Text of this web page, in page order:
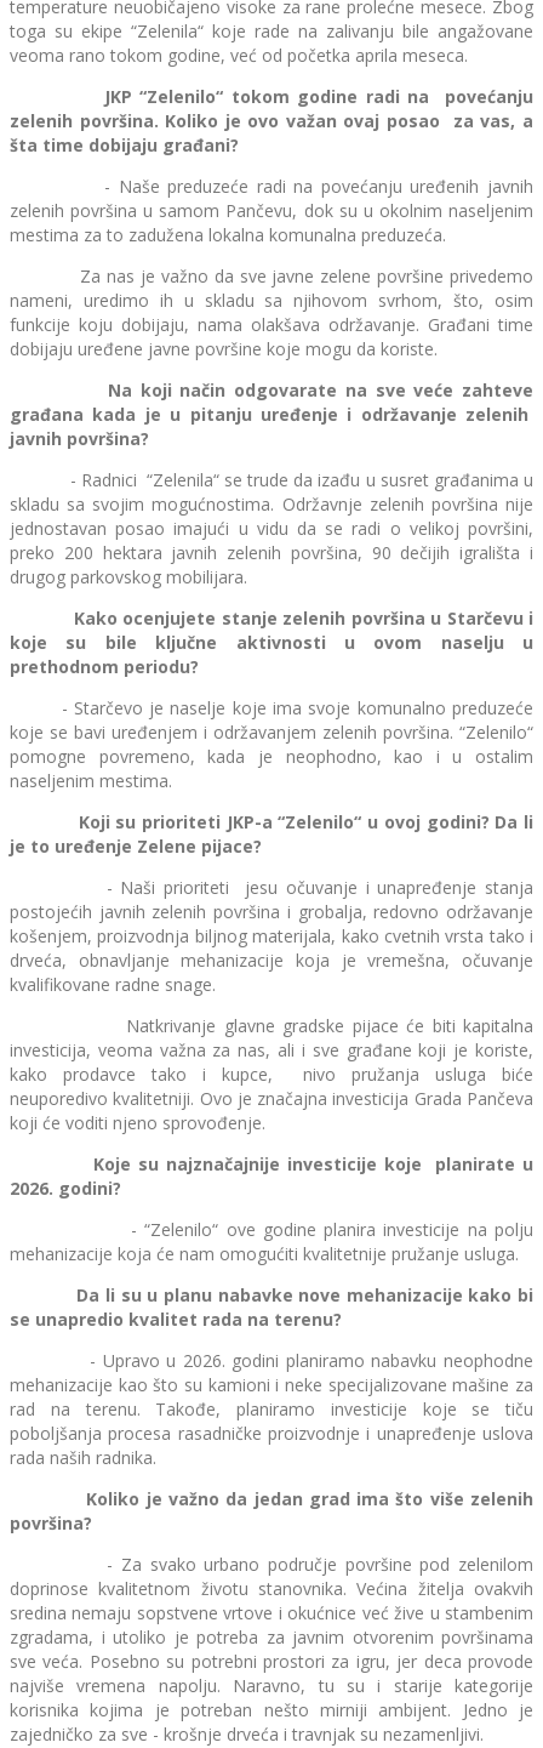
temperature neuobičajeno visoke za rane prolećne mesece. Zbog
toga su ekipe “Zelenila“ koje rade na zalivanju bile angažovane
veoma rano tokom godine, već od početka aprila meseca.
JKP “Zelenilo“ tokom godine radi na povećanju
zelenih površina. Koliko je ovo važan ovaj posao za vas, a
šta time dobijaju građani?
- Naše preduzeće radi na povećanju uređenih javnih
zelenih površina u samom Pančevu, dok su u okolnim naseljenim
mestima za to zadužena lokalna komunalna preduzeća.
Za nas je važno da sve javne zelene površine privedemo
nameni, uredimo ih u skladu sa njihovom svrhom, što, osim
funkcije koju dobijaju, nama olakšava održavanje. Građani time
dobijaju uređene javne površine koje mogu da koriste.
Na koji način odgovarate na sve veće zahteve
građana kada je u pitanju uređenje i održavanje zelenih
javnih površina?
- Radnici “Zelenila“ se trude da izađu u susret građanima u
skladu sa svojim mogućnostima. Održavnje zelenih površina nije
jednostavan posao imajući u vidu da se radi o velikoj površini,
preko 200 hektara javnih zelenih površina, 90 dečijih igrališta i
drugog parkovskog mobilijara.
Kako ocenjujete stanje zelenih površina u Starčevu i
koje su bile ključne aktivnosti u ovom naselju u
prethodnom periodu?
- Starčevo je naselje koje ima svoje komunalno preduzeće
koje se bavi uređenjem i održavanjem zelenih površina. “Zelenilo“
pomogne povremeno, kada je neophodno, kao i u ostalim
naseljenim mestima.
Koji su prioriteti JKP-a “Zelenilo“ u ovoj godini? Da li
je to uređenje Zelene pijace?
- Naši prioriteti jesu očuvanje i unapređenje stanja
postojećih javnih zelenih površina i grobalja, redovno održavanje
košenjem, proizvodnja biljnog materijala, kako cvetnih vrsta tako i
drveća, obnavljanje mehanizacije koja je vremešna, očuvanje
kvalifikovane radne snage.
Natkrivanje glavne gradske pijace će biti kapitalna
investicija, veoma važna za nas, ali i sve građane koji je koriste,
kako prodavce tako i kupce, nivo pružanja usluga biće
neuporedivo kvalitetniji. Ovo je značajna investicija Grada Pančeva
koji će voditi njeno sprovođenje.
Koje su najznačajnije investicije koje planirate u
2026. godini?
- “Zelenilo“ ove godine planira investicije na polju
mehanizacije koja će nam omogućiti kvalitetnije pružanje usluga.
Da li su u planu nabavke nove mehanizacije kako bi
se unapredio kvalitet rada na terenu?
- Upravo u 2026. godini planiramo nabavku neophodne
mehanizacije kao što su kamioni i neke specijalizovane mašine za
rad na terenu. Takođe, planiramo investicije koje se tiču
poboljšanja procesa rasadničke proizvodnje i unapređenje uslova
rada naših radnika.
Koliko je važno da jedan grad ima što više zelenih
površina?
- Za svako urbano područje površine pod zelenilom
doprinose kvalitetnom životu stanovnika. Većina žitelja ovakvih
sredina nemaju sopstvene vrtove i okućnice već žive u stambenim
zgradama, i utoliko je potreba za javnim otvorenim površinama
sve veća. Posebno su potrebni prostori za igru, jer deca provode
najviše vremena napolju. Naravno, tu su i starije kategorije
korisnika kojima je potreban nešto mirniji ambijent. Jedno je
zajedničko za sve - krošnje drveća i travnjak su nezamenljivi.